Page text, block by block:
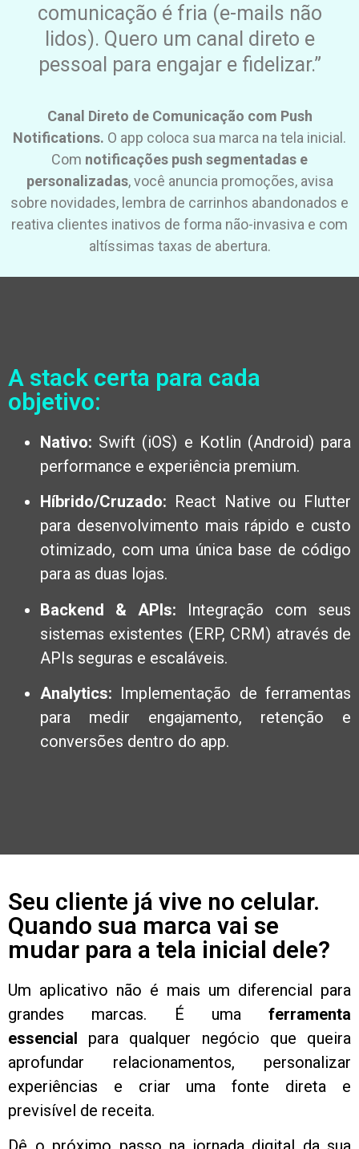
comunicação é fria (e-mails não
lidos). Quero um canal direto e
pessoal para engajar e fidelizar.”
Canal Direto de Comunicação com Push
Notifications. O app coloca sua marca na tela inicial.
Com notificações push segmentadas e
personalizadas, você anuncia promoções, avisa
sobre novidades, lembra de carrinhos abandonados e
reativa clientes inativos de forma não-invasiva e com
altíssimas taxas de abertura.
A stack certa para cada
objetivo:
Nativo: Swift (iOS) e Kotlin (Android) para
performance e experiência premium.
Híbrido/Cruzado: React Native ou Flutter
para desenvolvimento mais rápido e custo
otimizado, com uma única base de código
para as duas lojas.
Backend & APIs: Integração com seus
sistemas existentes (ERP, CRM) através de
APIs seguras e escaláveis.
Analytics: Implementação de ferramentas
para medir engajamento, retenção e
conversões dentro do app.
Seu cliente já vive no celular.
Quando sua marca vai se
mudar para a tela inicial dele?
Um aplicativo não é mais um diferencial para
grandes marcas. É uma ferramenta
essencial para qualquer negócio que queira
aprofundar relacionamentos, personalizar
experiências e criar uma fonte direta e
previsível de receita.